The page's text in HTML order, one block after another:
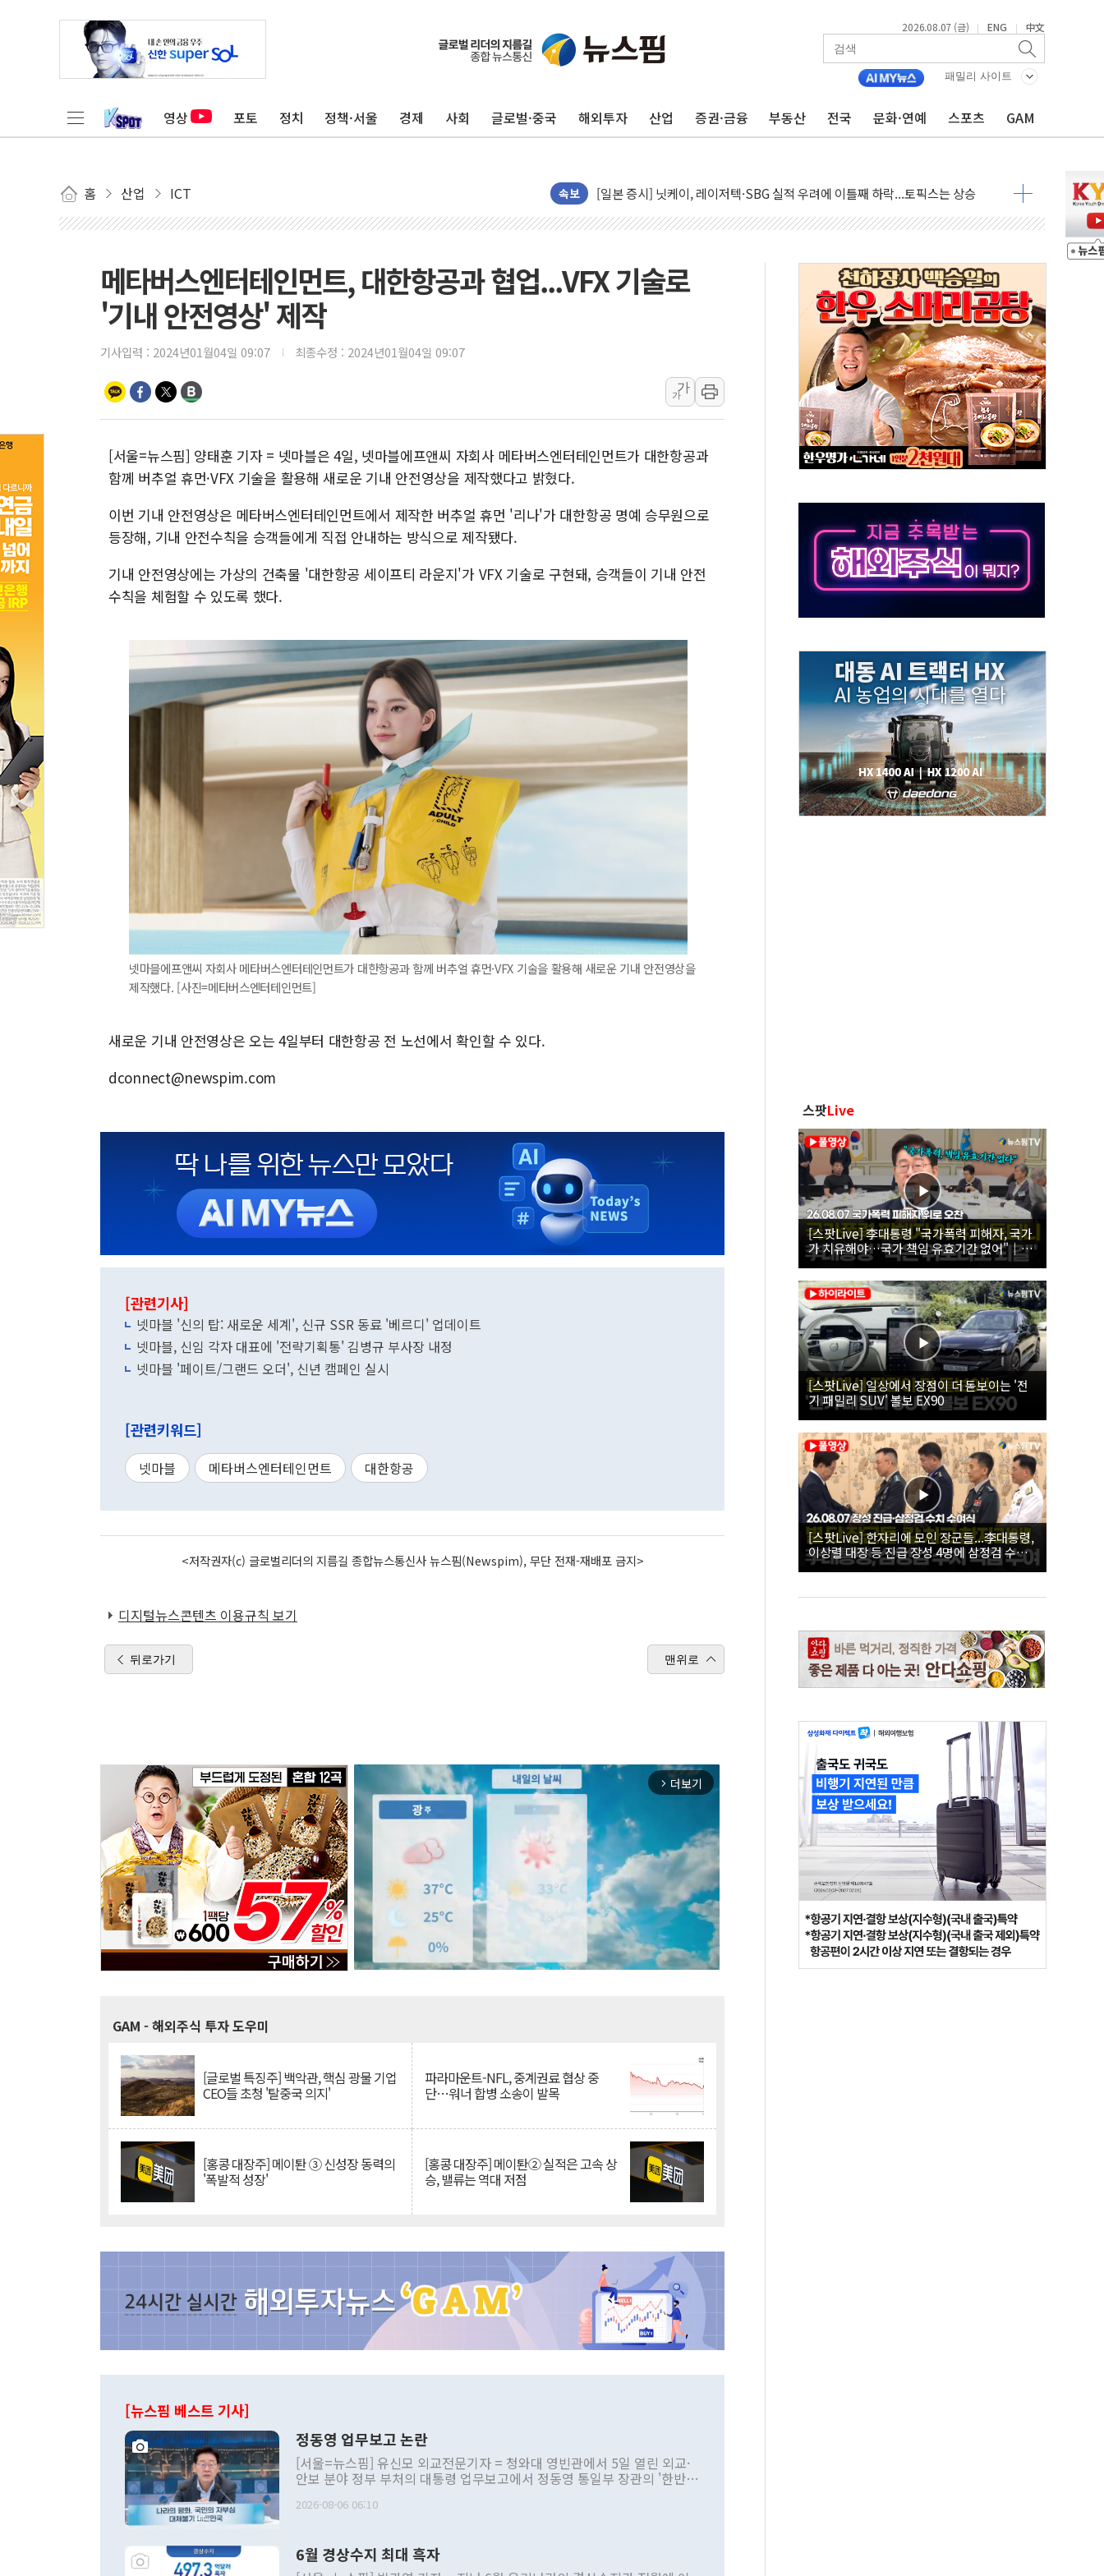
2026.08.07 (금) | ENG | 中文
패밀리 사이트
영상 포토 정치 정책·서울 경제 사회 글로벌·중국 해외투자 산업 증권·금융 부동산 전국 문화·연예 스포츠 GAM
홈 산업 ICT 속보
목동8단지 현설에 대우·DL·GS·현산 참여…'공사비 인상 차단' 조건
호남반도체 산단 하루 65만톤 용수 필요…절반은 하수처리수로 공급한다
[인사] 외교부
롯데케미칼, 2분기 영업익 1101억 '흑자전환'
'세기의 거래', 인도 50조원 규모 라팔 도입 속도...프랑스 인도에 판매 제안서 제출
하나은행, 7일부터 비대면 주담대 신규 취급 중단
공진원, 맨시티 선수단에 한글 디자인 협업 제품 전달
GS25 '소비뇽레몬블랑하이볼', 레드닷 디자인 어워드 수상
李대통령, 국가폭력 피해자 청와대로 초청해 사과…"국가가 책임 다하겠다"
신세계百, 포트넘앤메이슨 9주년 여름 기획세트 출시
[기자수첩] ISA 개편, 국장 살리기보다 투자자 설득이 먼저
美 태양광 수입장벽에 한화큐셀·OCI '반색'…비중국산 부담은 변수
두나무, 경찰청 '압수 디지털자산 커스터디' 사업 맡는다
[뉴스핌 뉴스레터 Today ANDA] 8월 7일
NXT, 12일부터 프리마켓 상·하한가 주문 제한…'SK하이닉스 사태' 재발 방지
보름째 잠 못 드는 서울…30도 열대야에 피로 누적 '건강 적신호'
미일 환율공조 뒷말 무성..."맘대로 팔지도 못하는데 무슨 기축통화"
메타버스엔터테인먼트, 대한항공과 협업...VFX 기술로
'기내 안전영상' 제작
기사입력 : 2024년01월04일 09:07 최종수정 : 2024년01월04일 09:07
가
가
[서울=뉴스핌] 양태훈 기자 = 넷마블은 4일, 넷마블에프앤씨 자회사 메타버스엔터테인먼트가 대한항공과
함께 버추얼 휴먼·VFX 기술을 활용해 새로운 기내 안전영상을 제작했다고 밝혔다.
이번 기내 안전영상은 메타버스엔터테인먼트에서 제작한 버추얼 휴먼 '리나'가 대한항공 명예 승무원으로
등장해, 기내 안전수칙을 승객들에게 직접 안내하는 방식으로 제작됐다.
기내 안전영상에는 가상의 건축물 '대한항공 세이프티 라운지'가 VFX 기술로 구현돼, 승객들이 기내 안전
수칙을 체험할 수 있도록 했다.
넷마블에프앤씨 자회사 메타버스엔터테인먼트가 대한항공과 함께 버추얼 휴먼·VFX 기술을 활용해 새로운 기내 안전영상을
제작했다. [사진=메타버스엔터테인먼트]
새로운 기내 안전영상은 오는 4일부터 대한항공 전 노선에서 확인할 수 있다.
dconnect@newspim.com
[관련기사]
넷마블 '신의 탑: 새로운 세계', 신규 SSR 동료 '베르디' 업데이트
넷마블, 신임 각자 대표에 '전략기획통' 김병규 부사장 내정
넷마블 '페이트/그랜드 오더', 신년 캠페인 실시
[관련키워드]
넷마블 메타버스엔터테인먼트 대한항공
<저작권자(c) 글로벌리더의 지름길 종합뉴스통신사 뉴스핌(Newspim), 무단 전재-재배포 금지>
디지털뉴스콘텐츠 이용규칙 보기
뒤로가기 맨위로
arrow_forward_ios 더보기
GAM - 해외주식 투자 도우미
[글로벌 특징주] 백악관, 핵심 광물 기업
CEO들 초청 '탈중국 의지'
파라마운트-NFL, 중계권료 협상 중
단…워너 합병 소송이 발목
[홍콩 대장주] 메이퇀 ③ 신성장 동력의
'폭발적 성장'
[홍콩 대장주] 메이퇀② 실적은 고속 상
승, 밸류는 역대 저점
[뉴스핌 베스트 기사]
정동영 업무보고 논란
[서울=뉴스핌] 유신모 외교전문기자 = 청와대 영빈관에서 5일 열린 외교·
안보 분야 정부 부처의 대통령 업무보고에서 정동영 통일부 장관의 '한반도
발언 중에는 정부 내 조율을 거치지 않은 사안을 정책으로 추진하겠다고 공
주의적 희망에 근거한 비현실적 구상'이라는 비판을 내놨다. 그동안 정 장
관의 대북 정책 관련 발언이 물의를 빚은 적은 여러 번 있지만 대통령과 유
2026-08-06 06:10
6월 경상수지 최대 흑자
스팟Live
[스팟Live] 李대통령 "국가폭력 피해자, 국가
가 치유해야…국가 책임 유효기간 없어"｜
26.08.07 국가폭력 피해자 위로 오찬
[스팟Live] 일상에서 장점이 더 돋보이는 '전
기 패밀리 SUV' 볼보 EX90
[스팟Live] 한자리에 모인 장군들...李대통령,
이상렬 대장 등 진급 장성 4명에 삼정검 수치
직접 수여｜26.08.07 장성 진급·삼정검 수치